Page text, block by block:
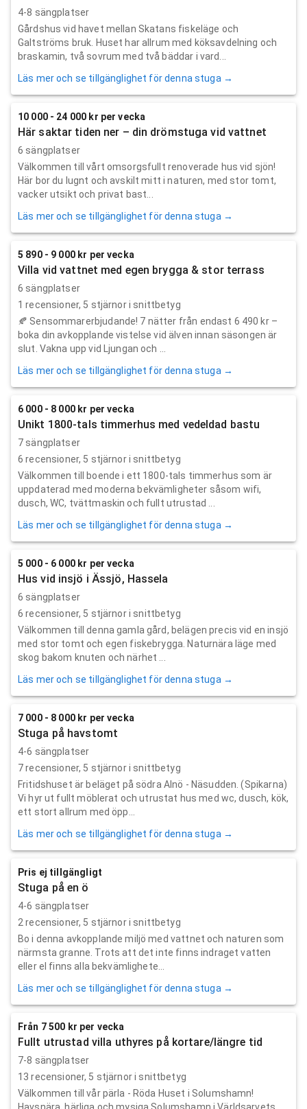
4-8 sängplatser
Gårdshus vid havet mellan Skatans fiskeläge och
Galtströms bruk. Huset har allrum med köksavdelning och
braskamin, två sovrum med två bäddar i vard...
Läs mer och se tillgänglighet för denna stuga →
10 000 - 24 000 kr per vecka
Här saktar tiden ner – din drömstuga vid vattnet
6 sängplatser
Välkommen till vårt omsorgsfullt renoverade hus vid sjön!
Här bor du lugnt och avskilt mitt i naturen, med stor tomt,
vacker utsikt och privat bast...
Läs mer och se tillgänglighet för denna stuga →
5 890 - 9 000 kr per vecka
Villa vid vattnet med egen brygga & stor terrass
6 sängplatser
1 recensioner, 5 stjärnor i snittbetyg
🍂 Sensommarerbjudande! 7 nätter från endast 6 490 kr –
boka din avkopplande vistelse vid älven innan säsongen är
slut. Vakna upp vid Ljungan och ...
Läs mer och se tillgänglighet för denna stuga →
6 000 - 8 000 kr per vecka
Unikt 1800-tals timmerhus med vedeldad bastu
7 sängplatser
6 recensioner, 5 stjärnor i snittbetyg
Välkommen till boende i ett 1800-tals timmerhus som är
uppdaterad med moderna bekvämligheter såsom wifi,
dusch, WC, tvättmaskin och fullt utrustad ...
Läs mer och se tillgänglighet för denna stuga →
5 000 - 6 000 kr per vecka
Hus vid insjö i Ässjö, Hassela
6 sängplatser
6 recensioner, 5 stjärnor i snittbetyg
Välkommen till denna gamla gård, belägen precis vid en insjö
med stor tomt och egen fiskebrygga. Naturnära läge med
skog bakom knuten och närhet ...
Läs mer och se tillgänglighet för denna stuga →
7 000 - 8 000 kr per vecka
Stuga på havstomt
4-6 sängplatser
7recensioner, 5 stjärnor i snittbetyg
Fritidshuset är beläget på södra Alnö - Näsudden. (Spikarna)
Vi hyr ut fullt möblerat och utrustat hus med wc, dusch, kök,
ett stort allrum med öpp...
Läs mer och se tillgänglighet för denna stuga →
Pris ej tillgängligt
Stuga på en ö
4-6 sängplatser
2 recensioner, 5 stjärnor i snittbetyg
Bo i denna avkopplande miljö med vattnet och naturen som
närmsta granne. Trots att det inte finns indraget vatten
eller el finns alla bekvämlighete...
Läs mer och se tillgänglighet för denna stuga →
Från 7 500 kr per vecka
Fullt utrustad villa uthyres på kortare/längre tid
7-8 sängplatser
13 recensioner, 5 stjärnor i snittbetyg
Välkommen till vår pärla - Röda Huset i Solumshamn!
Havsnära, härliga och mysiga Solumshamn i Världsarvets